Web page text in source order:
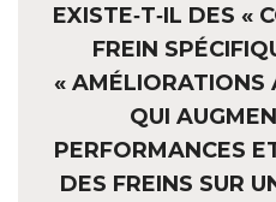
EXISTE‑T‑IL DES «
FREIN
« AMÉLIORATIONS
QUI
PERFORMANCES
DES FREINS SUR